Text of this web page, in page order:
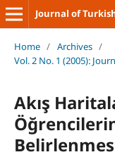
Journal of
Home / Archives /
Vol. 2 No. 1 (2005):
Akış